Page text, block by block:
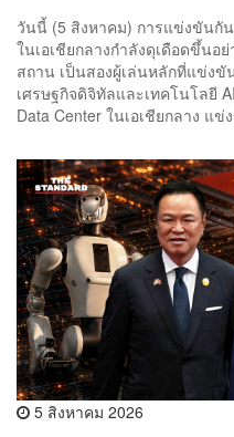
วันนี้ (5 สิงหาคม) การแข่งขันกั
ในเอเชียกลางกำลังดุเดือดขึ้น
สถาน เป็นสองผู้เล่นหลักที่แข่งขั
เศรษฐกิจดิจิทัลและเทคโนโล
Data Center ในเอเชียกลาง แ
5 สิงหาคม 2026